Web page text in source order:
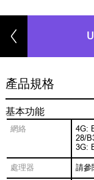
產品規格
基本功能
網絡
4G:
28/
3G:
處理器 請參